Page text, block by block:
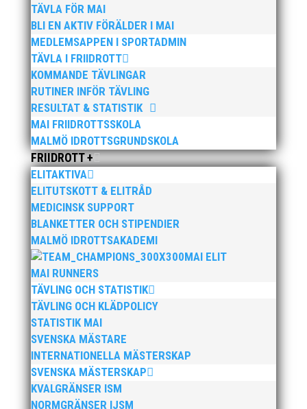
TÄVLA FÖR MAI
BLI EN AKTIV FÖRÄLDER I MAI
MEDLEMSAPPEN I SPORTADMIN
TÄVLA I FRIIDROTT
KOMMANDE TÄVLINGAR
RUTINER INFÖR TÄVLING
RESULTAT & STATISTIK
MAI FRIIDROTTSSKOLA
MALMÖ IDROTTSGRUNDSKOLA
FRIIDROTT +
ELITAKTIVA
ELITUTSKOTT & ELITRÅD
MEDICINSK SUPPORT
BLANKETTER OCH STIPENDIER
MALMÖ IDROTTSAKADEMI
MAI ELIT
MAI RUNNERS
TÄVLING OCH STATISTIK
TÄVLING OCH KLÄDPOLICY
STATISTIK MAI
SVENSKA MÄSTARE
INTERNATIONELLA MÄSTERSKAP
SVENSKA MÄSTERSKAP
KVALGRÄNSER ISM
NORMGRÄNSER IJSM
Bilder från Stafett-SM 2026. Foto: Thomas
Leandersson Fler bilder från MAI:s Årsmöte 2026
Anders Hallström, 55, blir ny klubbchef i MAI. Han
börjar sin anställning den 13 april. Anders har ett
brett idrottsintresse och har bland annat fungerat
som tränare inom hockeyn i Trelleborg och fotbollen i
Höllviken tidigare. I fortsättningen blir det dock
friidrott...